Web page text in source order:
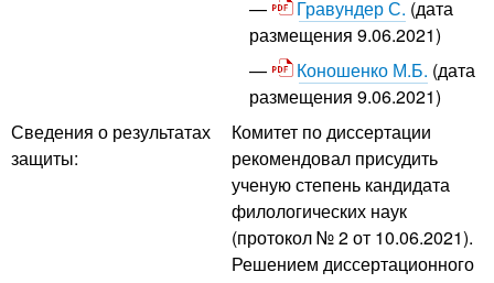
Гравундер С. (дата
размещения 9.06.2021)
Коношенко М.Б. (дата
размещения 9.06.2021)
Сведения о результатах
защиты:
Комитет по диссертации
рекомендовал присудить
ученую степень кандидата
филологических наук
(протокол № 2 от 10.06.2021).
Решением диссертационного